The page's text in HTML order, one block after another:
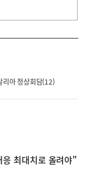
리아 정상회담(12)
최대치로 올려야"